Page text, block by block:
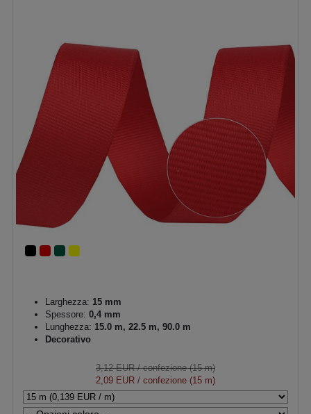
Larghezza: 15 mm
Spessore: 0,4 mm
Lunghezza: 15.0 m, 22.5 m, 90.0 m
Decorativo
3,12 EUR/ confezione (15 m)
2,09 EUR / confezione (15 m)